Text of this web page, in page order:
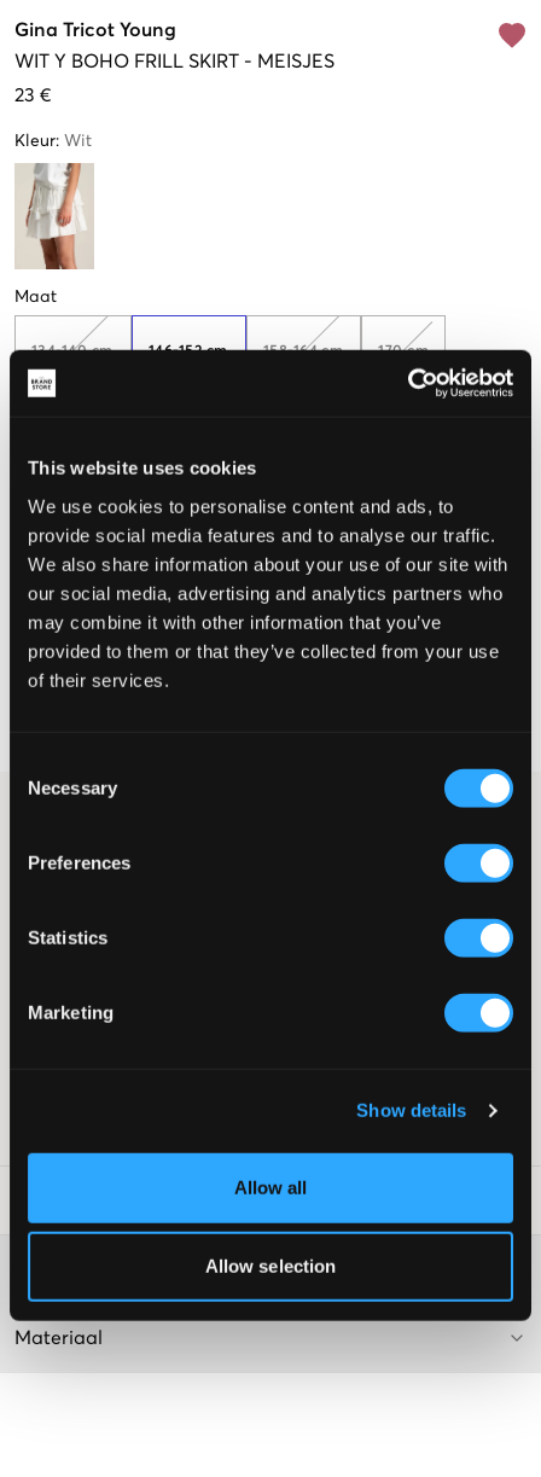
This website uses cookies
We use cookies to personalise content and ads, to
provide social media features and to analyse our traffic.
We also share information about your use of our site with
our social media, advertising and analytics partners who
may combine it with other information that you’ve
provided to them or that they’ve collected from your use
of their services.
Selection
Necessary
Preferences
Statistics
Marketing
Show details
Allow all
Allow selection
Gina Tricot Young
WIT Y BOHO FRILL SKIRT - MEISJES
23 €
Kleur: Wit
Maat
134-140 cm 146-152 cm 158-164 cm 170 cm
De maat lijkt
Te klein Perfect
MAATTABEL
KIES EEN MAAT
Snelle levering
Witte rok met volants van Gina Tricot Young. Op de witte stof
striksluiting. Deze rok werkt zowel voor alledaags gebruik als
Volants
Goudspatten
Materiaal